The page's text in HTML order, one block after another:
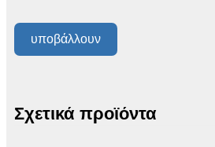
υποβάλλουν
Σχετικά προϊόντα